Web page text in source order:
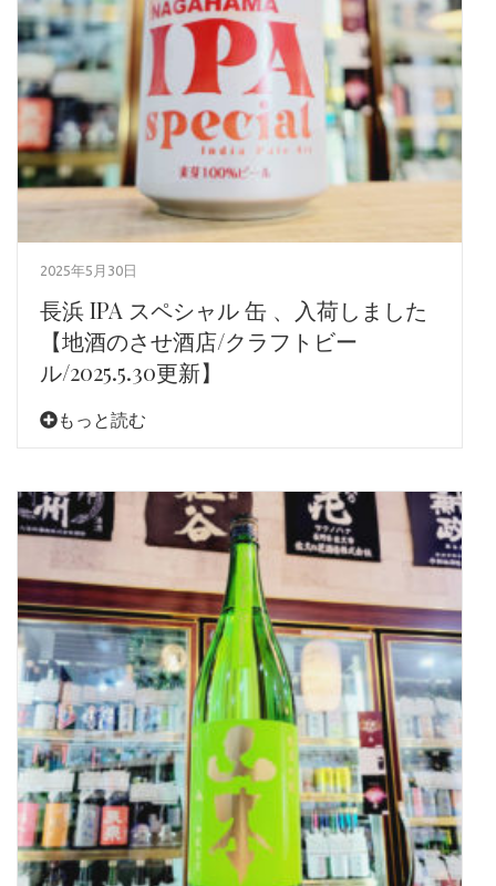
2025年5月30日
長浜 IPA スペシャル 缶 、入荷しました
【地酒のさせ酒店/クラフトビー
ル/2025.5.30更新】
もっと読む